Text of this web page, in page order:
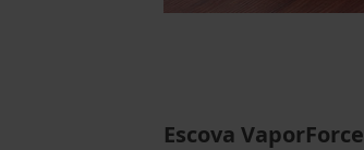
Escova VaporForce